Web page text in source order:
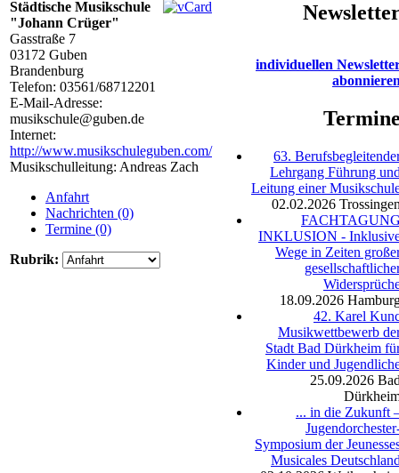
Städtische Musikschule
"Johann Crüger"
Gasstraße 7
03172 Guben
Brandenburg
Telefon: 03561/68712201
E-Mail-Adresse:
musikschule@guben.de
Internet:
http://www.musikschuleguben.com/
Musikschulleitung: Andreas Zach
Anfahrt
Nachrichten (0)
Termine (0)
Rubrik:
individuellen
63.
Lehrgang Führung
Leitung einer
02.02.2026
INKLUSION -
Wege in Zeiten
18.09.2026
42. Karel
Musikwettbewerb
Stadt Bad Dürkheim
Kinder und
25.09.2026
... in die Zukunft
Symposium der
Musicales